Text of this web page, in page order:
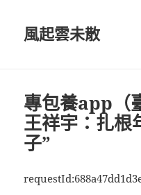
風起雲未散
專包養app（
王祥宇：扎根
子”